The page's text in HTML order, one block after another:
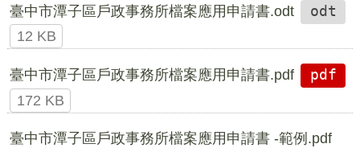
臺中市潭子區戶政事務所檔案應用申請書.odt
odt
12 KB
臺中市潭子區戶政事務所檔案應用申請書.pdf
pdf
172 KB
臺中市潭子區戶政事務所檔案應用申請書 -範例.pdf